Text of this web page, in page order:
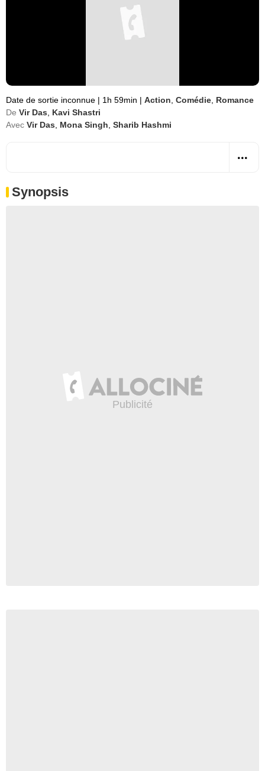
Date de sortie inconnue | 1h 59min | Action Comédie Romance
De Vir Das
Kavi Shastri
Avec Vir Das Mona Singh Sharib Hashmi
Synopsis